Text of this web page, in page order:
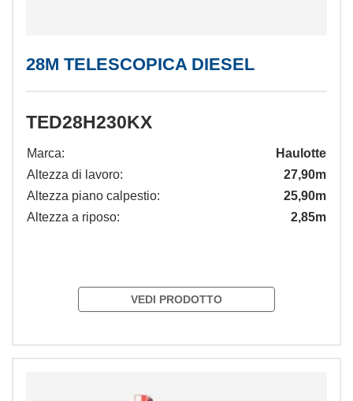
28M TELESCOPICA DIESEL
TED28H230KX
Marca:
Haulotte
Altezza di lavoro:
27,90m
Altezza piano calpestio:
25,90m
Altezza a riposo:
2,85m
VEDI PRODOTTO